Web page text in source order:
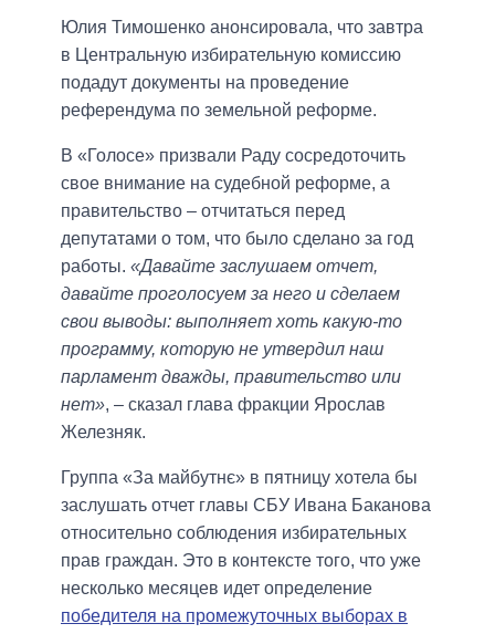
Юлия Тимошенко анонсировала, что завтра
в Центральную избирательную комиссию
подадут документы на проведение
референдума по земельной реформе.
В «Голосе» призвали Раду сосредоточить
свое внимание на судебной реформе, а
правительство – отчитаться перед
депутатами о том, что было сделано за год
работы. «Давайте заслушаем отчет,
давайте проголосуем за него и сделаем
свои выводы: выполняет хоть какую-то
программу, которую не утвердил наш
парламент дважды, правительство или
нет», – сказал глава фракции Ярослав
Железняк.
Группа «За майбутнє» в пятницу хотела бы
заслушать отчет главы СБУ Ивана Баканова
относительно соблюдения избирательных
прав граждан. Это в контексте того, что уже
несколько месяцев идет определение
победителя на промежуточных выборах в